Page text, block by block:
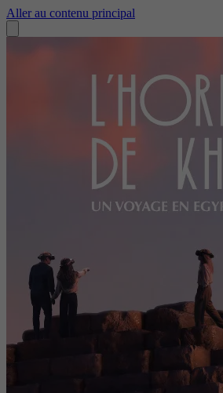
Aller au contenu principal